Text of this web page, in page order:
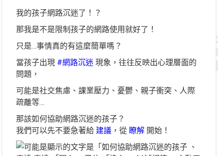
我的孩子網路沉迷了！？
那我是不是限制孩子的網路使用就好了！
只是…事情真的有這麼簡單嗎？
​當孩子出現 #網路沉迷 現象，往往反映出心理層面的
問題，
可能是社交焦慮、課業壓力、憂鬱、親子衝突、人際
疏離等…
那該如何協助網路沉迷的孩子？
我們可以先不要急著給 建議 ，從 瞭解 開始！